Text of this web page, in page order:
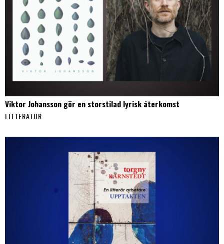
Viktor Johansson gör en storstilad lyrisk återkomst
LITTERATUR